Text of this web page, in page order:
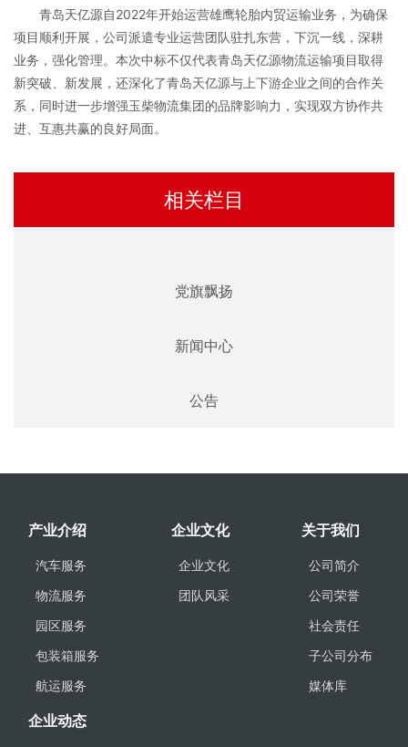
青岛天亿源自2022年开始运营雄鹰轮胎内贸运输业务，为确保
项目顺利开展，公司派遣专业运营团队驻扎东营，下沉一线，深耕
业务，强化管理。本次中标不仅代表青岛天亿源物流运输项目取得
新突破、新发展，还深化了青岛天亿源与上下游企业之间的合作关
系，同时进一步增强玉柴物流集团的品牌影响力，实现双方协作共
进、互惠共赢的良好局面。
相关栏目
党旗飘扬
新闻中心
公告
产业介绍
汽车服务
物流服务
园区服务
包装箱服务
航运服务
企业文化
企业文化
团队风采
关于我们
公司简介
公司荣誉
社会责任
子公司分布
媒体库
企业动态